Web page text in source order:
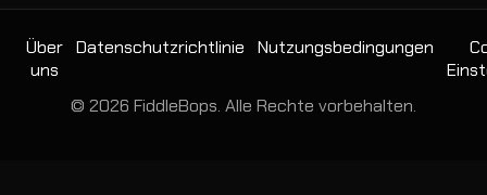
Über
uns
Datenschutzrichtlinie Nutzungsbedingungen
© 2026 FiddleBops. Alle Rechte vorbehalten.